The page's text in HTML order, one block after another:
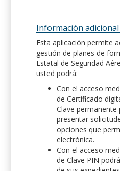
Información adicional
Esta aplicación permite
gestión de planes de
Estatal de Seguridad
usted podrá:
Con el acceso
de Certificado
Clave
presentar
opciones que
electrónica.
Con el acceso
de Clave PIN